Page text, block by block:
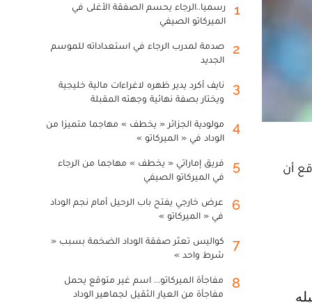
أن
1
رسميا..الرجاء يحسم الصفقة الأغلى في
الميركاتو الصيفي
2
صدمة لمدرب الرجاء في استعداداته للموسم
الجديد
3
نايف أكرد يدير ظهره لاغراءات مالية خليجية
ويختار بصفة نهائية وجهته المقبلة
4
مولودية الجزائر « يخطف » مهاجما متميزا من
الوداد في « الميركاتو »
5
فريق إماراتي « يخطف » مهاجما من الرجاء
في الميركاتو الصيفي
6
عرض خارجي يفتح باب الرحيل أمام نجم الوداد
في « الميركاتو »
7
كواليس تعثر صفقة الوداد الضخمة بسبب «
شرط واحد »
8
مفاجأة الميركاتو... اسم غير متوقع يحمل
مفاجأة من العيار الثقيل لجماهير الوداد